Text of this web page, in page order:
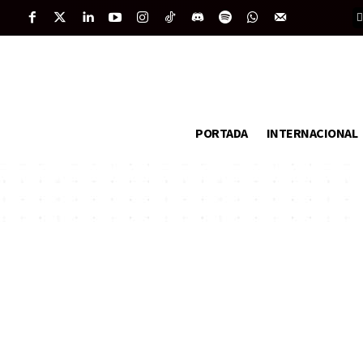
PORTADA INTERNACIONAL